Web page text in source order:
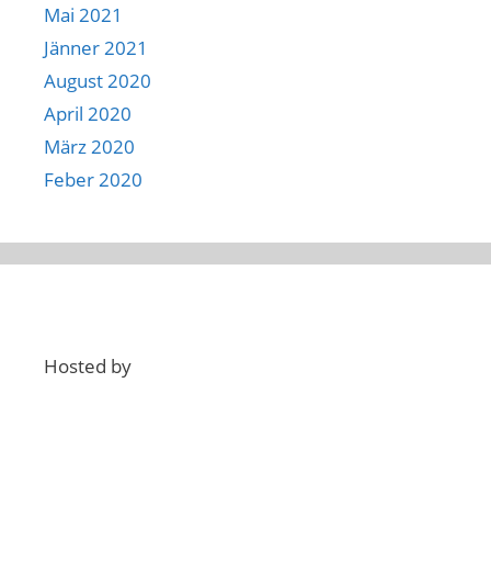
Mai 2021
Jänner 2021
August 2020
April 2020
März 2020
Feber 2020
Hosted by